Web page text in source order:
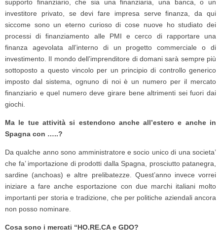
supporto finanziario, che sia una finanziaria, una banca, o un
investitore privato, se devi fare impresa serve finanza, da qui
siccome sono un eterno curioso di cose nuove ho studiato dei
processi di finanziamento alle PMI e cerco di rapportare una
finanza agevolata all’interno di un progetto commerciale o di
investimento. Il mondo dell’imprenditore di domani sarà sempre più
sottoposto a questo vincolo per un principio di controllo generico
imposto dal sistema, ognuno di noi è un numero per il mercato
finanziario e quel numero deve girare bene altrimenti sei fuori dai
giochi.
Ma le tue attività si estendono anche all’estero e anche in
Spagna con …..?
Da qualche anno sono amministratore e socio unico di una societa’
che fa’ importazione di prodotti dalla Spagna, prosciutto patanegra,
sardine (anchoas) e altre prelibatezze. Quest’anno invece vorrei
iniziare a fare anche esportazione con due marchi italiani molto
importanti per storia e tradizione, che per politiche aziendali ancora
non posso nominare.
Cosa sono i mercati “HO.RE.CA e GDO?